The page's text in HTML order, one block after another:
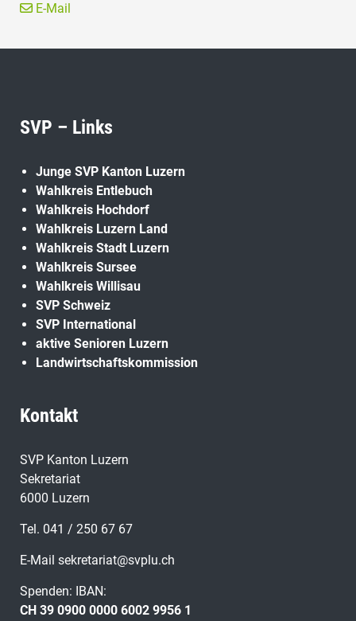
E-Mail
SVP – Links
Junge SVP Kanton Luzern
Wahlkreis Entlebuch
Wahlkreis Hochdorf
Wahlkreis Luzern Land
Wahlkreis Stadt Luzern
Wahlkreis Sursee
Wahlkreis Willisau
SVP Schweiz
SVP International
aktive Senioren Luzern
Landwirtschaftskommission
Kontakt
SVP Kanton Luzern
Sekretariat
6000 Luzern
Tel. 041 / 250 67 67
E-Mail sekretariat@svplu.ch
Spenden: IBAN:
CH 39 0900 0000 6002 9956 1